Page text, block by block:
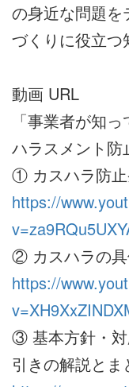
の身近な問題
づくりに役立つ
動画 URL
「事業者が知
ハラスメント防
① カスハラ防止
https://
② カスハラの
https://
③ 基本方針・
引きの解説とま